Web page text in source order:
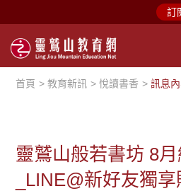
訂
首頁 教育新訊 悅讀書香 訊息
靈鷲山般若書坊 8
_LINE@新好友獨